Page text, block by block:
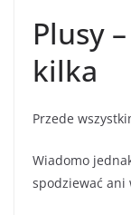
Plusy
kilka
Przede
Wiadomo
spodziewać ani